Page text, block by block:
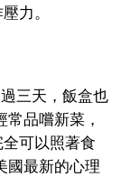
力。
三天，飯盒也
品嚐新菜，
可以照著食
國最新的心理